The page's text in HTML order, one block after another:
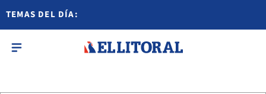
TEMAS DEL DÍA: